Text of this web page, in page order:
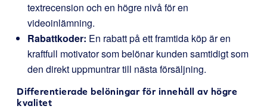
textrecension och en högre nivå för en
videoinlämning.
Rabattkoder: En rabatt på ett framtida köp är en
kraftfull motivator som belönar kunden samtidigt som
den direkt uppmuntrar till nästa försäljning.
Differentierade belöningar för innehåll av högre
kvalitet